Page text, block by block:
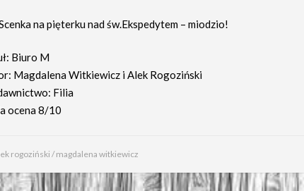
Scenka na pięterku nad św.Ekspedytem – miodzio!
Biuro M
Magdalena Witkiewicz i Alek Rogoziński
Filia
ocena 8/10
rogoziński/magdalena witkiewicz